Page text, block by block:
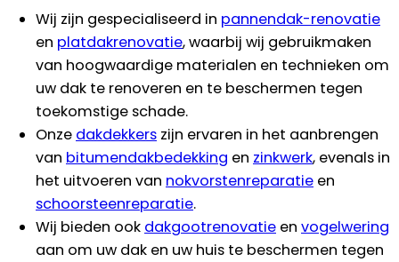
Wij zijn gespecialiseerd in pannendak-renovatie
en platdakrenovatie, waarbij wij gebruikmaken
van hoogwaardige materialen en technieken om
uw dak te renoveren en te beschermen tegen
toekomstige schade.
Onze dakdekkers zijn ervaren in het aanbrengen
van bitumendakbedekking en zinkwerk, evenals in
het uitvoeren van nokvorstenreparatie en
schoorsteenreparatie.
Wij bieden ook dakgootrenovatie en vogelwering
aan om uw dak en uw huis te beschermen tegen